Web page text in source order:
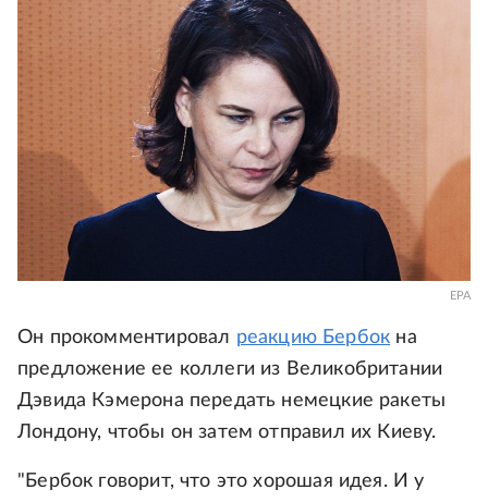
EPA
Он прокомментировал реакцию Бербок на
предложение ее коллеги из Великобритании
Дэвида Кэмерона передать немецкие ракеты
Лондону, чтобы он затем отправил их Киеву.
"Бербок говорит, что это хорошая идея. И у